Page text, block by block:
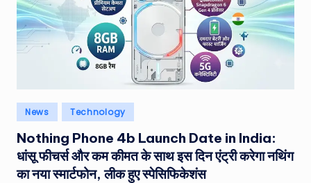
rl
d
Posted
in
News Technology
Nothing Phone 4b Launch Date in India:
धांसू फीचर्स और कम कीमत के साथ इस दिन एंट्री करेगा नथिंग
का नया स्मार्टफोन, लीक हुए स्पेसिफिकेशंस